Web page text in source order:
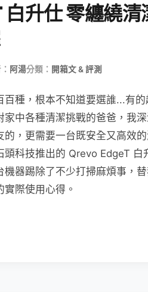
升仕 零纏繞
阿湯分類： 開箱文 & 評測
百種，根本不知道要選誰...有
家中各種清潔挑戰的爸爸，我
的，更需要一台既安全又高效
頭科技推出的 Qrevo EdgeT 白
機器踢除了不少打掃麻煩事，
實際使用心得。